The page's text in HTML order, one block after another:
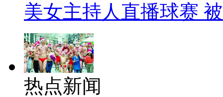
美女主持人直播球赛
热点新闻